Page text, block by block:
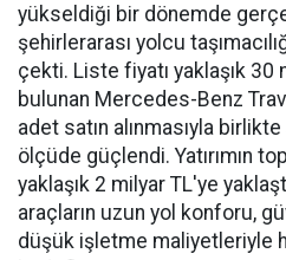
yükseldiği bir dönemde
şehirlerarası yolcu
çekti. Liste fiyatı yaklaşık
bulunan Mercedes-Benz
adet satın alınmasıyla
ölçüde güçlendi. Yatırımın
yaklaşık 2 milyar TL'ye
araçların uzun yol konforu,
düşük işletme maliyetleriyle